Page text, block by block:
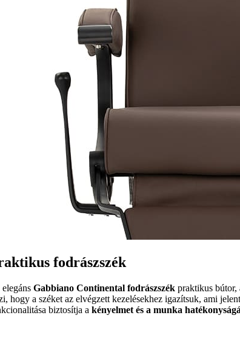
fodrászszék
elegánsGabbiano Continental fodrászszék praktikus
hogy a széket az elvégzett kezelésekhez igazítsuk, ami
biztosítja akényelmet és a munka